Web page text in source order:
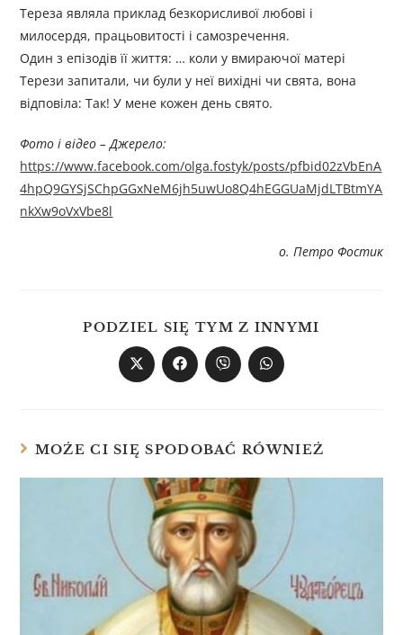
Тереза являла приклад безкорисливої любові і
милосердя, працьовитості і самозречення.
Один з епізодів її життя: … коли у вмираючої матері
Терези запитали, чи були у неї вихідні чи свята, вона
відповіла: Так! У мене кожен день свято.
Фото і відео – Джерелo:
https://www.facebook.com/olga.fostyk/posts/pfbid02zVbEnA
4hpQ9GYSjSChpGGxNeM6jh5uwUo8Q4hEGGUaMjdLTBtmYA
nkXw9oVxVbe8l
о. Петро Фостик
PODZIEL SIĘ TYM Z INNYMI
MOŻE CI SIĘ SPODOBAĆ RÓWNIEŻ